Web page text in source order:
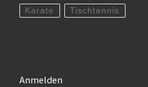
Karate Tischtennis
Anmelden